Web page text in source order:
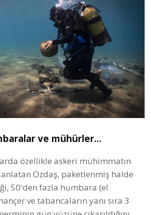
ve mühürler...
özellikle askeri mühimmatın
Özdaş, paketlenmiş halde
50'den fazla humbara (el
ve tabancaların yanı sıra 3